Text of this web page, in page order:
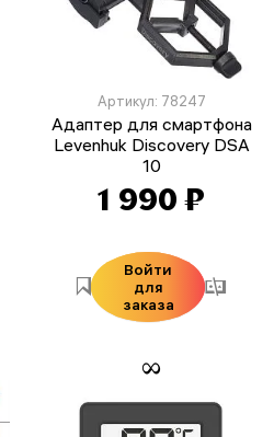
Артикул: 78247
Адаптер для смартфона
Levenhuk Discovery DSA
10
1 990 ₽
Войти
для
заказа